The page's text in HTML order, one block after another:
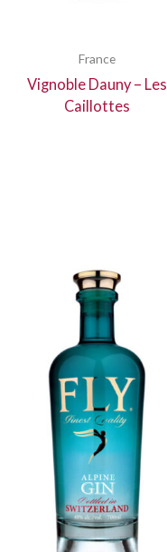
France
Vignoble Dauny – Les
Caillottes